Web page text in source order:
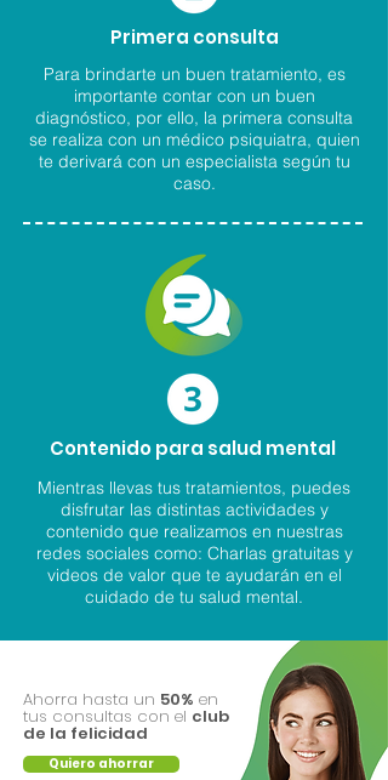
Primera consulta
Para brindarte un buen tratamiento, es
importante contar con un buen
diagnóstico, por ello, la primera consulta
se realiza con un médico psiquiatra, quien
te derivará con un especialista según tu
caso.
Contenido para salud mental
Mientras llevas tus tratamientos, puedes
disfrutar las distintas actividades y
contenido que realizamos en nuestras
redes sociales como: Charlas gratuitas y
videos de valor que te ayudarán en el
cuidado de tu salud mental.
Ahorra hasta un 50% en
tus consultas con el club
de la felicidad
Quiero ahorrar